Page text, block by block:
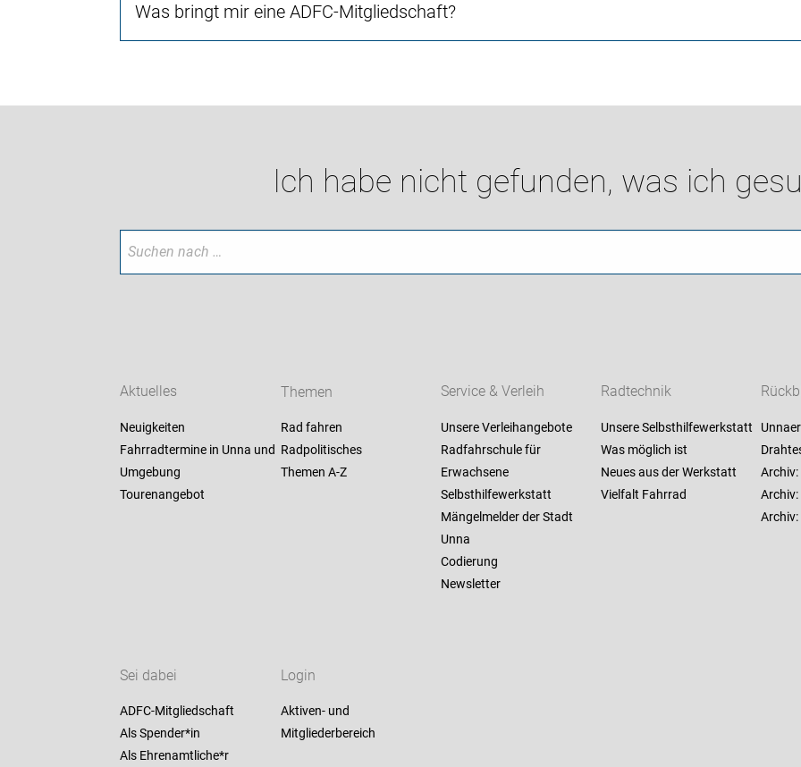
Was bringt mir eine ADFC-Mitgliedschaft?
Ich habe nicht gefunden, was ich
Aktuelles
Neuigkeiten
Fahrradtermine in Unna und
Umgebung
Tourenangebot
Themen
Rad fahren
Radpolitisches
Themen A-Z
Service & Verleih
Unsere Verleihangebote
Radfahrschule für
Erwachsene
Selbsthilfewerkstatt
Mängelmelder der Stadt
Unna
Codierung
Newsletter
Radtechnik
Unsere Selbsthilfewerkstatt
Was möglich ist
Neues aus der Werkstatt
Vielfalt Fahrrad
Archiv:
Sei dabei
ADFC-Mitgliedschaft
Als Spender*in
Als Ehrenamtliche*r
Login
Aktiven- und
Mitgliederbereich